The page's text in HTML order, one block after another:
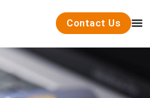
Contact Us